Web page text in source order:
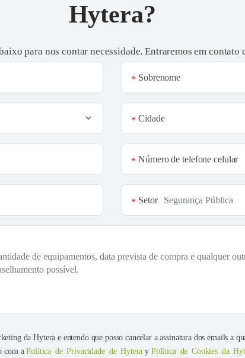
Hytera?
para nos contar necessidade. Entraremos em contato
Sobrenome
*
Cidade
*
Número de telefone celular
*
Setor
*
da Hytera e entendo que posso cancelar a assinatura dos emails a
com aPolítica de Privacidade de Hytera y Política de Cookies da